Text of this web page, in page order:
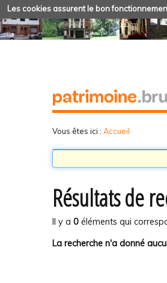
Les cookies assurent le bon
Vous êtes ici : Accueil
Résultats de
Il y a 0 éléments qui
La recherche n'a donné